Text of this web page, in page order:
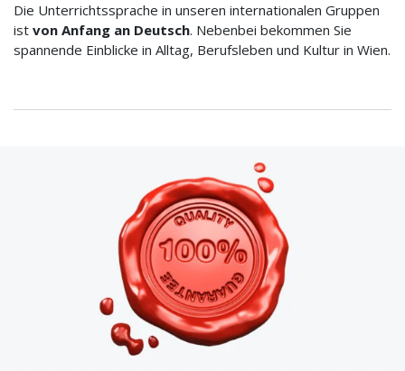
Die Unterrichtssprache in unseren internationalen Gruppen
ist von Anfang an Deutsch. Nebenbei bekommen Sie
spannende Einblicke in Alltag, Berufsleben und Kultur in Wien.